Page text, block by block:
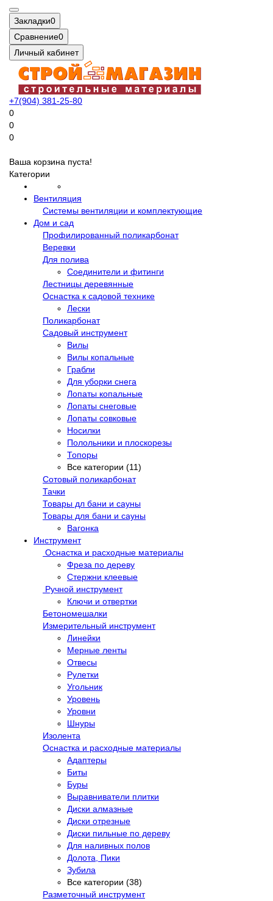
Закладки0
Сравнение0
Личный кабинет
+7(904) 381-25-80
0
0
0
Ваша корзина пуста!
Категории
Вентиляция
Системы вентиляции и комплектующие
Дом и сад
Профилированный поликарбонат
Веревки
Для полива
Соединители и фитинги
Лестницы деревянные
Оснастка к садовой технике
Лески
Поликарбонат
Садовый инструмент
Вилы
Вилы копальные
Грабли
Для уборки снега
Лопаты копальные
Лопаты снеговые
Лопаты совковые
Носилки
Полольники и плоскорезы
Топоры
Все категории (11)
Сотовый поликарбонат
Тачки
Товары дл бани и сауны
Товары для бани и сауны
Вагонка
Инструмент
Оснастка и расходные материалы
Фреза по дереву
Стержни клеевые
Ручной инструмент
Ключи и отвертки
Бетономешалки
Измерительный инструмент
Линейки
Мерные ленты
Отвесы
Рулетки
Угольник
Уровень
Уровни
Шнуры
Изолента
Оснастка и расходные материалы
Адаптеры
Биты
Буры
Выравниватели плитки
Диски алмазные
Диски отрезные
Диски пильные по дереву
Для наливных полов
Долота, Пики
Зубила
Все категории (38)
Разметочный инструмент